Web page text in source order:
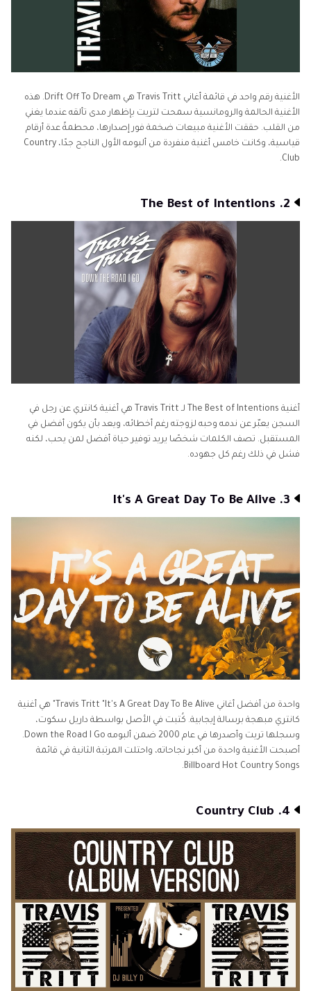
الأغنية رقم واحد في قائمة أغاني Travis Tritt هي Drift Off To Dream. هذه
الأغنية الحالمة والرومانسية سمحت لتريت بإظهار مدى تألقه عندما يغني
من القلب. حققت الأغنية مبيعات ضخمة فور إصدارها، محطمةً عدة أرقام
قياسية، وكانت خامس أغنية منفردة من ألبومه الأول الناجح جدًا، Country
Club.
2. The Best of Intentions
أغنية The Best of Intentions لـ Travis Tritt هي أغنية كانتري عن رجل في
السجن يعبّر عن ندمه وحبه لزوجته رغم أخطائه، ويعد بأن يكون أفضل في
المستقبل. تصف الكلمات شخصًا يريد توفير حياة أفضل لمن يحب، لكنه
فشل في ذلك رغم كل جهوده.
3. It's A Great Day To Be Alive
واحدة من أفضل أغاني Travis Tritt "It's A Great Day To Be Alive" هي أغنية
كانتري مبهجة برسالة إيجابية. كُتبت في الأصل بواسطة داريل سكوت،
وسجلها تريت وأصدرها في عام 2000 ضمن ألبومه Down the Road I Go.
أصبحت الأغنية واحدة من أكبر نجاحاته، واحتلت المرتبة الثانية في قائمة
Billboard Hot Country Songs.
4. Country Club